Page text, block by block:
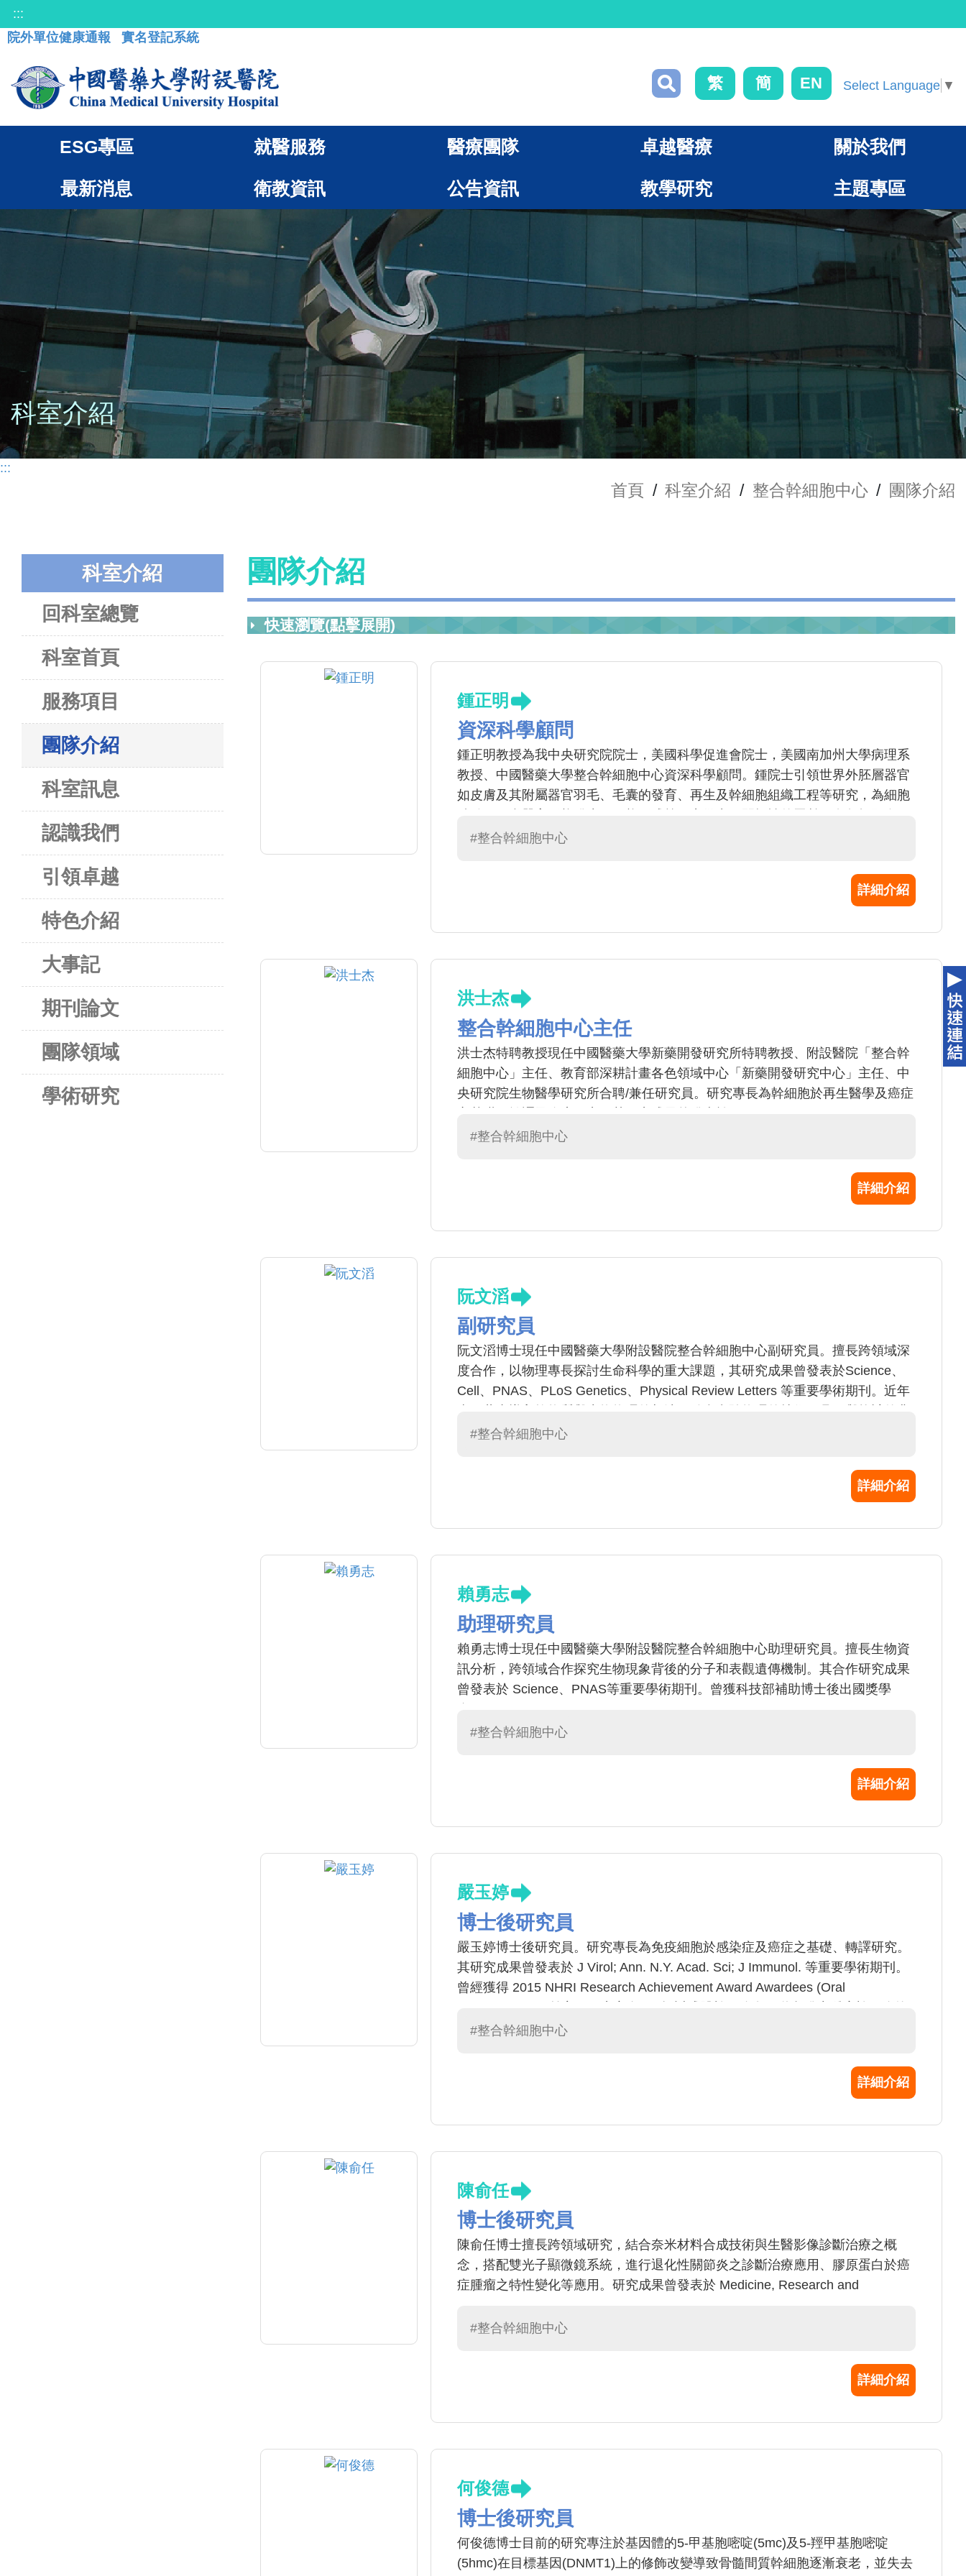
:::
院外單位健康通報
實名登記系統
繁 簡 EN Select Language ▼
ESG專區 就醫服務 醫療團隊 卓越醫療 關於我們
最新消息 衛教資訊 公告資訊 教學研究 主題專區
科室介紹
:::
首頁 / 科室介紹 / 整合幹細胞中心 / 團隊介紹
科室介紹
回科室總覽
科室首頁
服務項目
團隊介紹
科室訊息
認識我們
引領卓越
特色介紹
大事記
期刊論文
團隊領域
學術研究
團隊介紹
快速瀏覽(點擊展開)
鍾正明
資深科學顧問
鍾正明教授為我中央研究院院士，美國科學促進會院士，美國南加州大學病理系
教授、中國醫藥大學整合幹細胞中心資深科學顧問。鍾院士引領世界外胚層器官
如皮膚及其附屬器官羽毛、毛囊的發育、再生及幹細胞組織工程等研究，為細胞
尖雜誌Nature, Science和Cell等共發表論文200餘篇，他引次數超過萬次。其研
#整合幹細胞中心
詳細介紹
洪士杰
整合幹細胞中心主任
洪士杰特聘教授現任中國醫藥大學新藥開發研究所特聘教授、附設醫院「整合幹
細胞中心」主任、教育部深耕計畫各色領域中心「新藥開發研究中心」主任、中
央研究院生物醫學研究所合聘/兼任研究員。研究專長為幹細胞於再生醫學及癌症
Nature Communications, Blood, J Clin Invest,及J Hepatology 等重要學術期刊。
獎(2012年, 2016年)、台北榮總醫療技術創新獎(2013年)、中華民國生物產業發
展協會年度創新獎(2015年)，臺北生技獎-技轉合作獎之優勝(2015年)及李天德醫
共同召集人；曾經或現在擔任再生醫學會理事長，骨科研究學會、幹細胞醫學會
及細胞治療協會等理事及常務理事。
#整合幹細胞中心
詳細介紹
阮文滔
副研究員
阮文滔博士現任中國醫藥大學附設醫院整合幹細胞中心副研究員。擅長跨領域深
度合作，以物理專長探討生命科學的重大課題，其研究成果曾發表於Science、
Cell、PNAS、PLoS Genetics、Physical Review Letters 等重要學術期刊。近年
線性物理的模型分析，全面性地從物理研究觀點，深入探討事皮膚及其附屬物的
#整合幹細胞中心
詳細介紹
賴勇志
助理研究員
賴勇志博士現任中國醫藥大學附設醫院整合幹細胞中心助理研究員。擅長生物資
訊分析，跨領域合作探究生物現象背後的分子和表觀遺傳機制。其合作研究成果
曾發表於 Science、PNAS等重要學術期刊。曾獲科技部補助博士後出國獎學
#整合幹細胞中心
詳細介紹
嚴玉婷
博士後研究員
嚴玉婷博士後研究員。研究專長為免疫細胞於感染症及癌症之基礎、轉譯研究。
其研究成果曾發表於 J Virol; Ann. N.Y. Acad. Sci; J Immunol. 等重要學術期刊。
曾經獲得 2015 NHRI Research Achievement Award Awardees (Oral
機轉; 2. 利用大數據分析找出治療癌症最精準的對策
#整合幹細胞中心
詳細介紹
陳俞任
博士後研究員
陳俞任博士擅長跨領域研究，結合奈米材料合成技術與生醫影像診斷治療之概
念，搭配雙光子顯微鏡系統，進行退化性關節炎之診斷治療應用、膠原蛋白於癌
症腫瘤之特性變化等應用。研究成果曾發表於 Medicine, Research and
Bioelectronics 等重要學術期刊。
#整合幹細胞中心
詳細介紹
何俊德
博士後研究員
何俊德博士目前的研究專注於基因體的5-甲基胞嘧啶(5mc)及5-羥甲基胞嘧啶
(5hmc)在目標基因(DNMT1)上的修飾改變導致骨髓間質幹細胞逐漸衰老，並失去